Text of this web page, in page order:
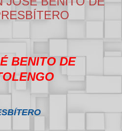
BENITO DE